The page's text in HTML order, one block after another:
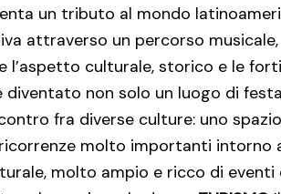
un tributo al mondo
attraverso un percorso musicale,
l’aspetto culturale, storico e le
non solo un luogo di
fra diverse culture: uno
molto importanti intorno
molto ampio e ricco di eventi